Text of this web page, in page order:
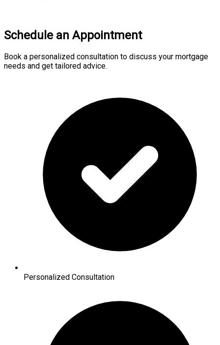
Schedule an Appointment
Book a personalized consultation to discuss your mortgage
needs and get tailored advice.
Personalized Consultation